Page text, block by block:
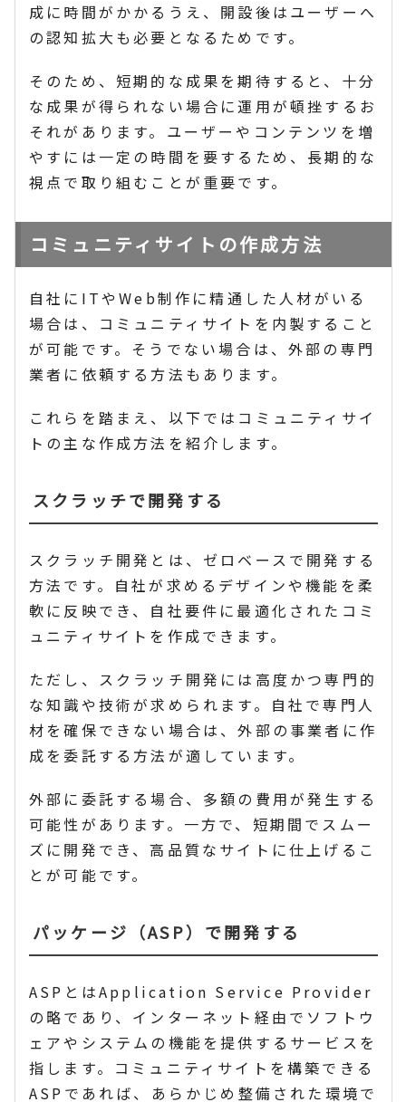
成に時間がかかるうえ、開設後はユーザーへ
の認知拡大も必要となるためです。
そのため、短期的な成果を期待すると、十分
な成果が得られない場合に運用が頓挫するお
それがあります。ユーザーやコンテンツを増
やすには一定の時間を要するため、長期的な
視点で取り組むことが重要です。
コミュニティサイトの作成方法
自社にITやWeb制作に精通した人材がいる
場合は、コミュニティサイトを内製すること
が可能です。そうでない場合は、外部の専門
業者に依頼する方法もあります。
これらを踏まえ、以下ではコミュニティサイ
トの主な作成方法を紹介します。
スクラッチで開発する
スクラッチ開発とは、ゼロベースで開発する
方法です。自社が求めるデザインや機能を柔
軟に反映でき、自社要件に最適化されたコミ
ュニティサイトを作成できます。
ただし、スクラッチ開発には高度かつ専門的
な知識や技術が求められます。自社で専門人
材を確保できない場合は、外部の事業者に作
成を委託する方法が適しています。
外部に委託する場合、多額の費用が発生する
可能性があります。一方で、短期間でスムー
ズに開発でき、高品質なサイトに仕上げるこ
とが可能です。
パッケージ（ASP）で開発する
ASPとはApplication Service Provider
の略であり、インターネット経由でソフトウ
ェアやシステムの機能を提供するサービスを
指します。コミュニティサイトを構築できる
ASPであれば、あらかじめ整備された環境で